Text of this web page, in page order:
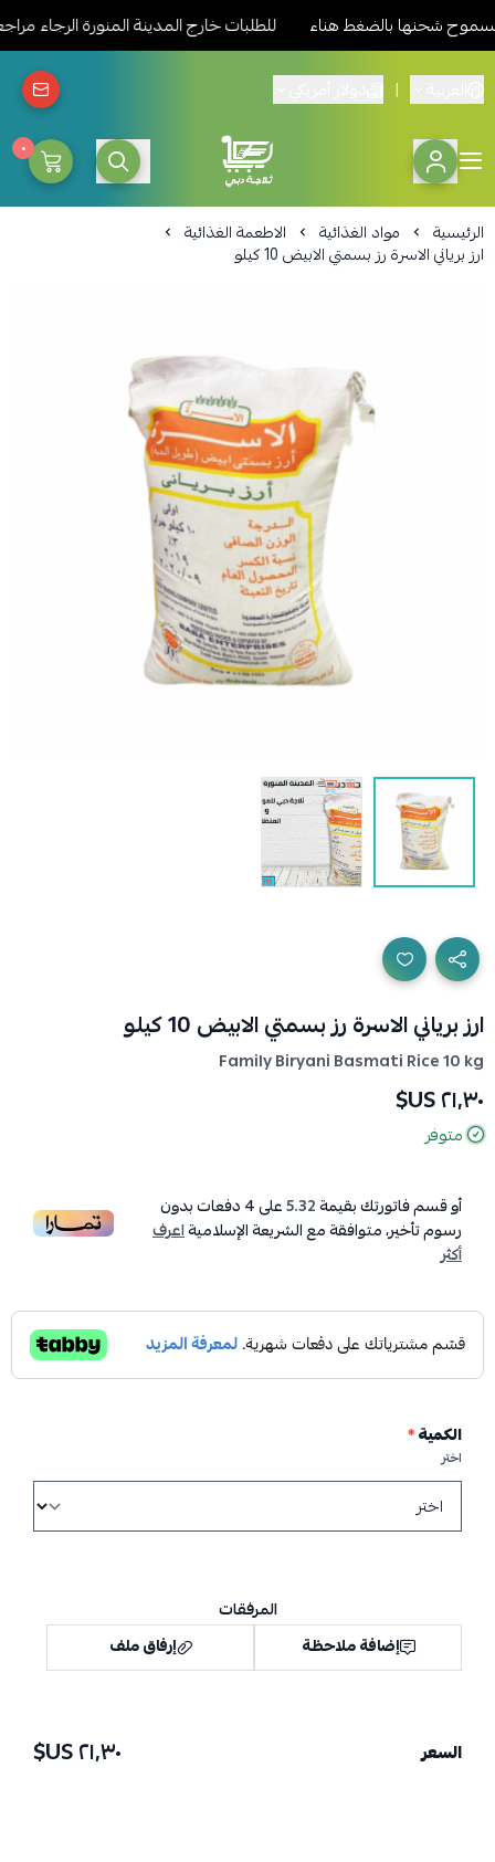
شحنها بالضغط هناء للطلبات خارج المدينة المنورة الرجاء
|
ثلاجة دبي المدينة للمواد
٠
الرئيسية مواد الغذائية الاطعمة الغذائية
ارز برياني الاسرة رز بسمتي الابيض 10 كيلو
ارز برياني الاسرة رز بسمتي الابيض 10 كيلو
Family Biryani Basmati Rice 10 kg
٢١٫٣٠ US$
متوفر
أو قسم فاتورتك بقيمة5.32على4دفعات بدون
رسوم تأخير، متوافقة مع الشريعة الإسلاميةاعرف
أكثر
الكمية*
اختر
المرفقات
إضافة ملاحظة
إرفاق ملف
السعر ٢١٫٣٠ US$